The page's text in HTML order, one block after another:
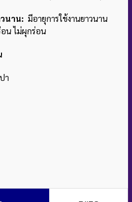
นาน: มีอายุการใช้งานยาวนาน
น ไม่ผุกร่อน
า